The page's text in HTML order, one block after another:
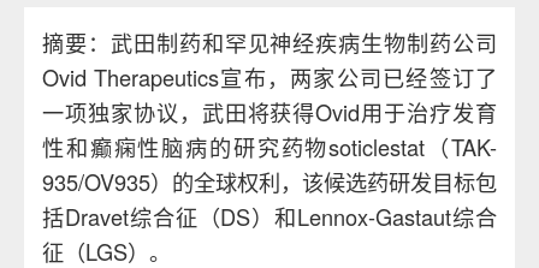
摘要：武田制药和罕见神经疾病生物制药公司
Ovid Therapeutics宣布，两家公司已经签订了
一项独家协议，武田将获得Ovid用于治疗发育
性和癫痫性脑病的研究药物soticlestat（TAK-
935/OV935）的全球权利，该候选药研发目标包
括Dravet综合征（DS）和Lennox-Gastaut综合
征（LGS）。